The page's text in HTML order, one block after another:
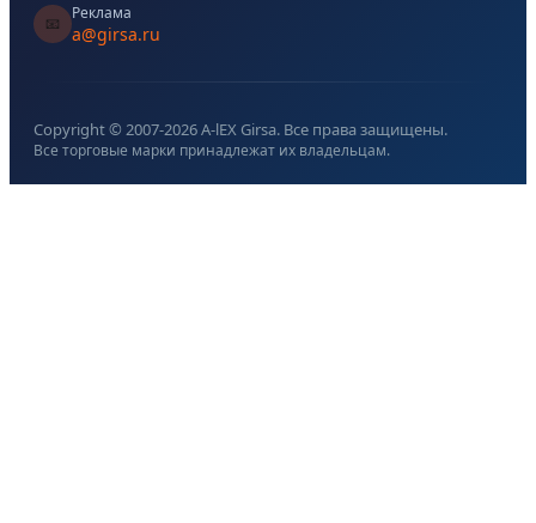
📧
Реклама
a@girsa.ru
Copyright © 2007-2026A-lEX Girsa. Все права защищены.
Все торговые марки принадлежат их владельцам.